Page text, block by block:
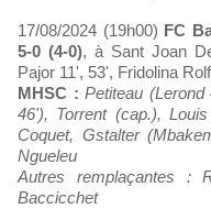
17/08/2024 (19h00) FC
5-0 (4-0), à Sant Joan
Pajor 11', 53', Fridolina
MHSC : Petiteau
46'), Torrent (cap.),
Coquet, Gstalter
Ngueleu
Autres remplaçantes :
Baccicchet